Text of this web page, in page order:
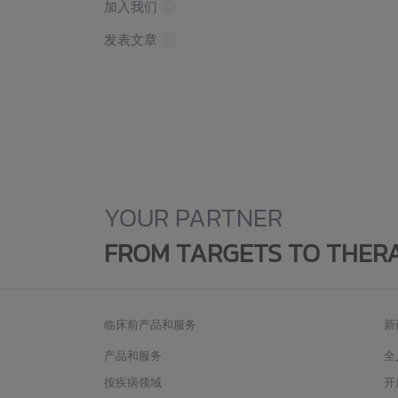
加入我们
发表文章
YOUR PARTNER
FROM TARGETS TO
临床前产品和服务
产品和服务
按疾病领域